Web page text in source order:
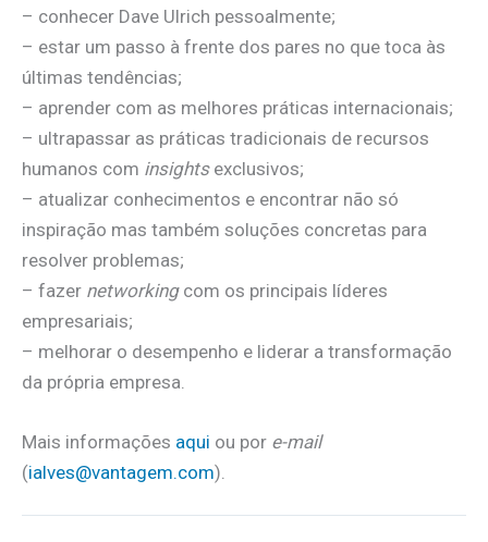
– conhecer Dave Ulrich pessoalmente;
– estar um passo à frente dos pares no que toca às
últimas tendências;
– aprender com as melhores práticas internacionais;
– ultrapassar as práticas tradicionais de recursos
humanos com insightsexclusivos;
– atualizar conhecimentos e encontrar não só
inspiração mas também soluções concretas para
resolver problemas;
– fazer networking com os principais líderes
empresariais;
– melhorar o desempenho e liderar a transformação
da própria empresa.
Mais informações aqui ou por e-mail
(ialves@vantagem.com).